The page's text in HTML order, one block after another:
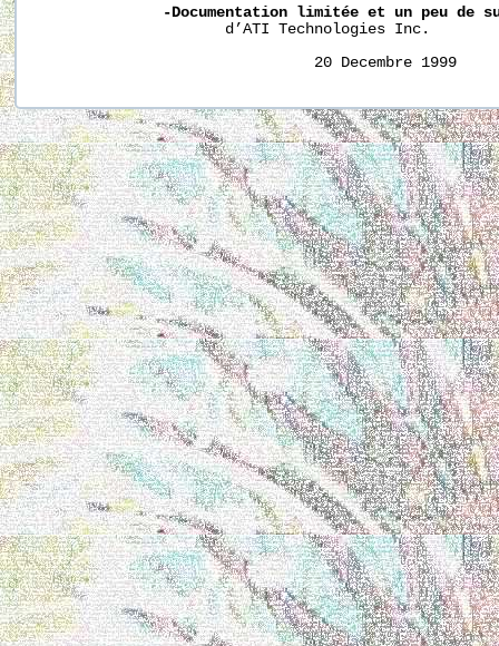
-Documentation limitée et un peu de
                     d’ATI Technologies Inc.